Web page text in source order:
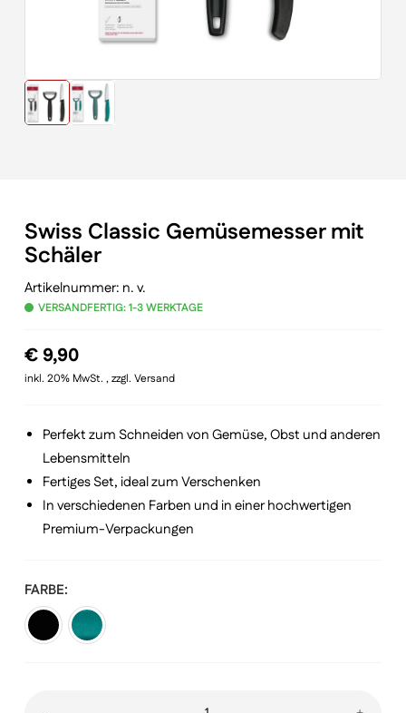
Swiss Classic Gemüsemesser mit
Schäler
Artikelnummer: n. v.
VERSANDFERTIG: 1-3 WERKTAGE
€9,90
inkl. 20% MwSt. , zzgl. Versand
Perfekt zum Schneiden von Gemüse, Obst und anderen
Lebensmitteln
Fertiges Set, ideal zum Verschenken
In verschiedenen Farben und in einer hochwertigen
Premium-Verpackungen
FARBE